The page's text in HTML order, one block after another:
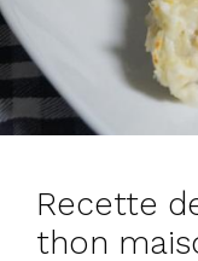
Recette
thon